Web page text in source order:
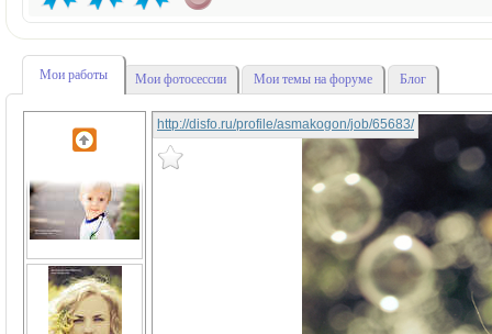
Мои работы Мои фотосессии Мои темы на форуме Блог
http://disfo.ru/profile/asmakogon/job/65683/